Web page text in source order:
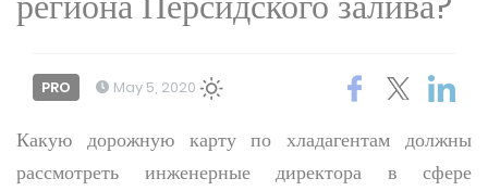
PRO May 5, 2020
Какую дорожную карту по хладагентам должны
рассмотреть инженерные директора в сфере